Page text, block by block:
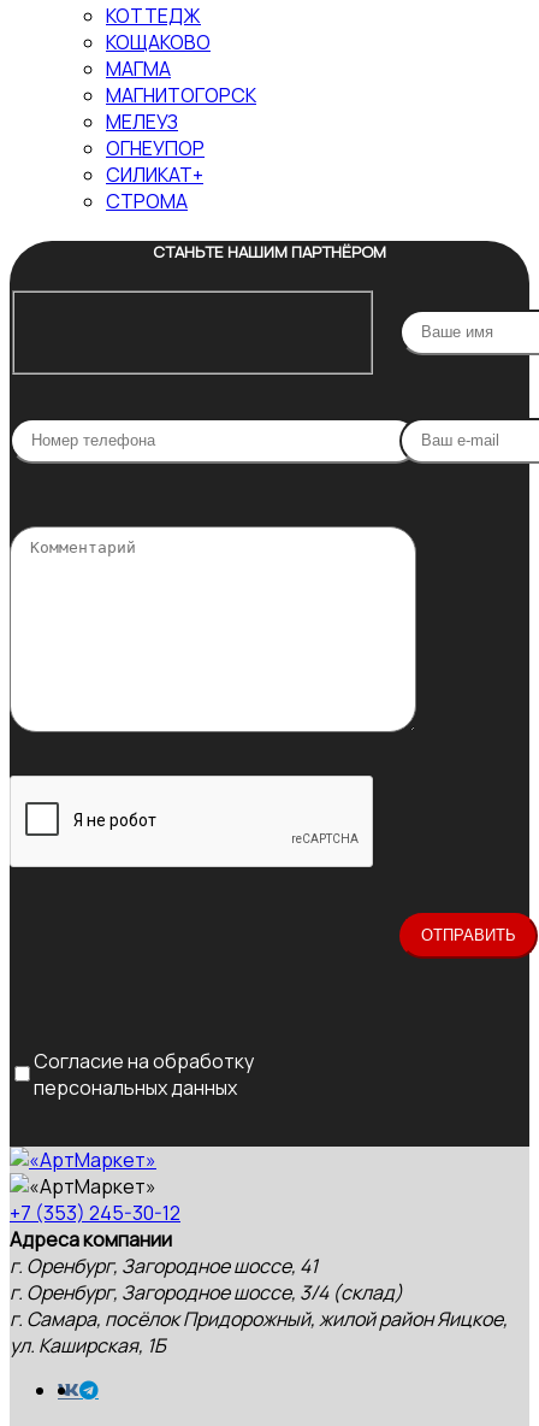
КОТТЕДЖ
КОЩАКОВО
МАГМА
МАГНИТОГОРСК
МЕЛЕУЗ
ОГНЕУПОР
СИЛИКАТ+
СТРОМА
СТАНЬТЕ НАШИМ ПАРТНЁРОМ
Согласие на обработку
персональных данных
+7 (353) 245-30-12
Адреса компании
г. Оренбург, Загородное шоссе, 41
г. Оренбург, Загородное шоссе, 3/4 (склад)
г. Самара, посёлок Придорожный, жилой район Яицкое,
ул. Каширская, 1Б